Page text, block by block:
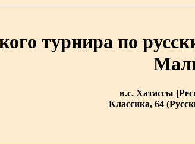
турнира по
в.с. Хатассы
Классика, 64